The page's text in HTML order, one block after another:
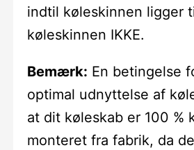
indtil køleskinnen ligger
køleskinnen IKKE.
Bemærk: En betingelse
optimal udnyttelse af
at dit køleskab er 100 %
monteret fra fabrik, da